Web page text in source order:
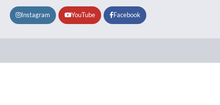
Instagram YouTube Facebook